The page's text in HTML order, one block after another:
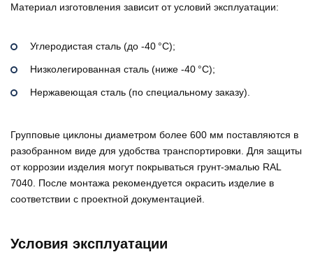
Материал изготовления зависит от условий эксплуатации:
Углеродистая сталь (до -40 °C);
Низколегированная сталь (ниже -40 °C);
Нержавеющая сталь (по специальному заказу).
Групповые циклоны диаметром более 600 мм поставляются в
разобранном виде для удобства транспортировки. Для защиты
от коррозии изделия могут покрываться грунт-эмалью RAL
7040. После монтажа рекомендуется окрасить изделие в
соответствии с проектной документацией.
Условия эксплуатации